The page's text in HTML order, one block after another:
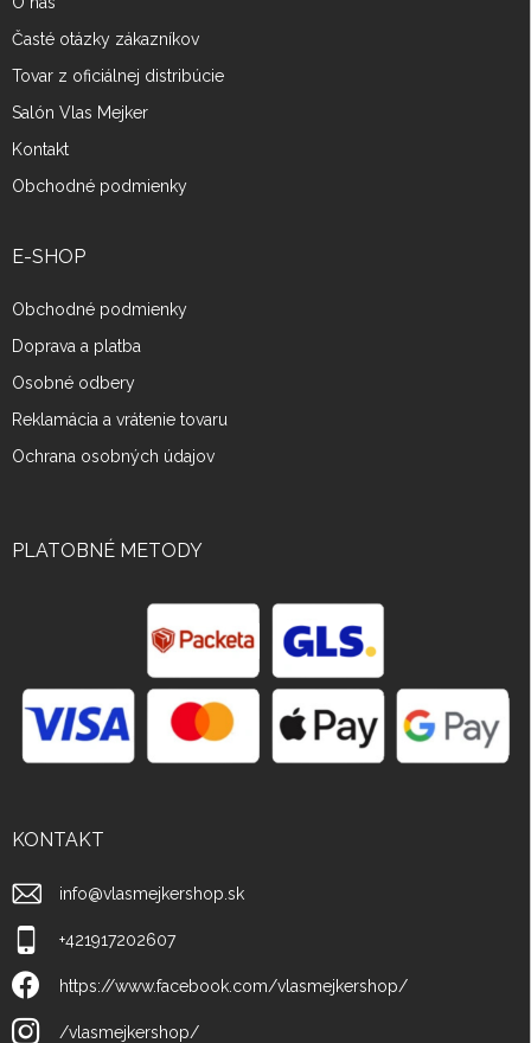
Časté otázky zákazníkov
Tovar z oficiálnej distribúcie
Salón Vlas Mejker
Kontakt
Obchodné podmienky
E-SHOP
Obchodné podmienky
Doprava a platba
Osobné odbery
Reklamácia a vrátenie tovaru
Ochrana osobných údajov
PLATOBNÉ METODY
KONTAKT
info@vlasmejkershop.sk
+421917202607
https://www.facebook.com/vlasmejkershop/
/vlasmejkershop/